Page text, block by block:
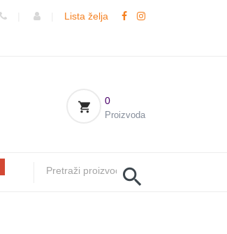
Lista želja
0
Proizvoda